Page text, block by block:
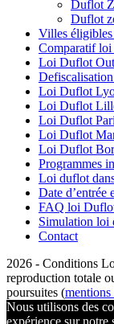
Duflot
Duflot
Villes
Comparatif
Loi Duflot
Loi Duflot
Loi Duflot
Loi Duflot
Loi Duflot
Loi Duflot
Programmes
Loi duflot
Date
FAQ loi
Simulation loi
Contact
2026 - Conditions
reproduction totale
poursuites (mentions
Nous utilisons des
expérience sur notre